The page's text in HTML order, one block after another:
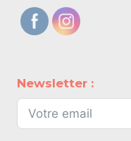
Newsletter :